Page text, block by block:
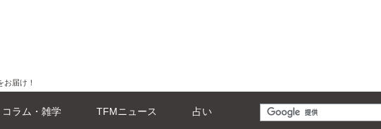
届け！
コラム・雑学 TFMニュース 占い